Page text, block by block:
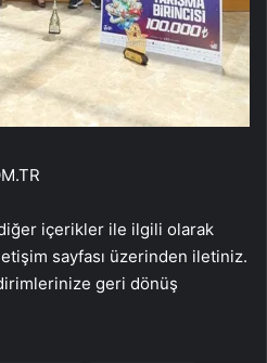
içerikler ile ilgili olarak
sayfası üzerinden iletiniz.
geri dönüş